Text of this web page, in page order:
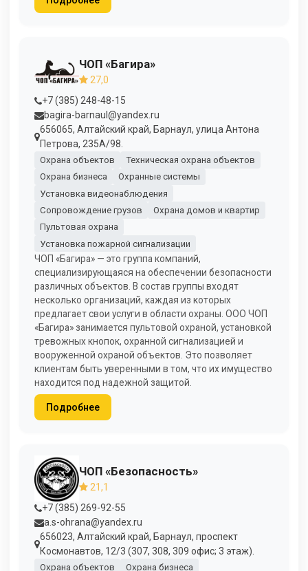
ЧОП «Багира»
27,0
+7 (385) 248-48-15
bagira-barnaul@yandex.ru
656065, Алтайский край, Барнаул, улица Антона
Петрова, 235А/98.
Охрана объектов
Техническая охрана объектов
Охрана бизнеса
Охранные системы
Установка видеонаблюдения
Сопровождение грузов
Охрана домов и квартир
Пультовая охрана
Установка пожарной сигнализации
ЧОП «Багира» — это группа компаний,
специализирующаяся на обеспечении безопасности
различных объектов. В состав группы входят
несколько организаций, каждая из которых
предлагает свои услуги в области охраны. ООО ЧОП
«Багира» занимается пультовой охраной, установкой
тревожных кнопок, охранной сигнализацией и
вооруженной охраной объектов. Это позволяет
клиентам быть уверенными в том, что их имущество
находится под надежной защитой.
Подробнее
ЧОП «Безопасность»
21,1
+7 (385) 269-92-55
a.s-ohrana@yandex.ru
656023, Алтайский край, Барнаул, проспект
Космонавтов, 12/3 (307, 308, 309 офис; 3 этаж).
Охрана объектов
Охрана бизнеса